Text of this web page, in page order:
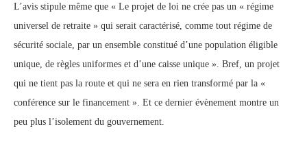
L’avis stipule même que « Le projet de loi ne crée pas un « régime
universel de retraite » qui serait caractérisé, comme tout régime de
sécurité sociale, par un ensemble constitué d’une population éligible
unique, de règles uniformes et d’une caisse unique ». Bref, un projet
qui ne tient pas la route et qui ne sera en rien transformé par la «
conférence sur le financement ». Et ce dernier évènement montre un
peu plus l’isolement du gouvernement.